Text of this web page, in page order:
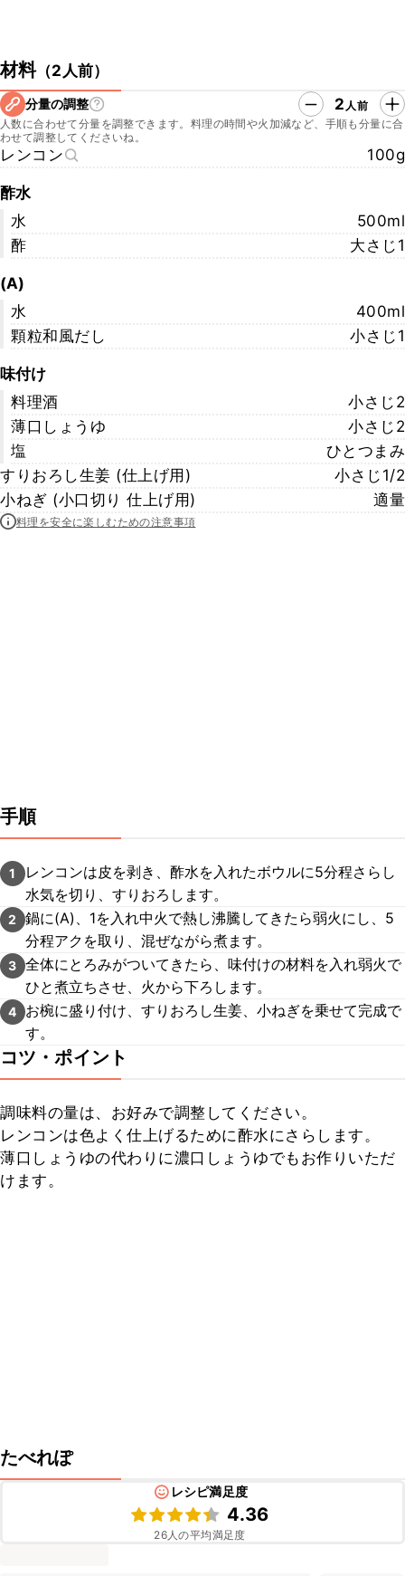
材料（2人前）
分量の調整 2 人前
人数に合わせて分量を調整できます。料理の時間や火加減など、手順も分量に合
わせて調整してくださいね。
レンコン 100g
酢水
水
500ml
酢
大さじ1
(A)
水
400ml
顆粒和風だし
小さじ1
味付け
料理酒
小さじ2
薄口しょうゆ
小さじ2
塩
ひとつまみ
すりおろし生姜 (仕上げ用)
小さじ1/2
小ねぎ (小口切り 仕上げ用)
適量
料理を安全に楽しむための注意事項
手順
1
レンコンは皮を剥き、酢水を入れたボウルに5分程さらし
水気を切り、すりおろします。
2
鍋に(A)、1を入れ中火で熱し沸騰してきたら弱火にし、5
分程アクを取り、混ぜながら煮ます。
3 全体にとろみがついてきたら、味付けの材料を入れ弱火で
ひと煮立ちさせ、火から下ろします。
4
お椀に盛り付け、すりおろし生姜、小ねぎを乗せて完成で
す。
コツ・ポイント
調味料の量は、お好みで調整してください。
レンコンは色よく仕上げるために酢水にさらします。
薄口しょうゆの代わりに濃口しょうゆでもお作りいただ
けます。
たべれぽ
レシピ満足度
4.36
26人の平均満足度